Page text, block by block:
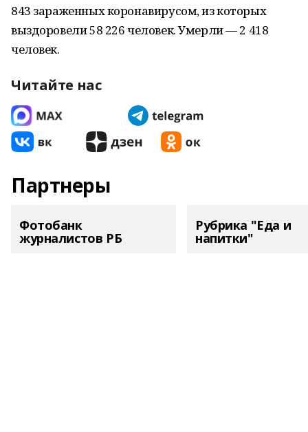
843 зараженных коронавирусом, из которых
выздоровели 58 226 человек. Умерли — 2 418
человек.
Читайте нас
Партнеры
Фотобанк
журналистов РБ
Рубрика "Еда и
напитки"